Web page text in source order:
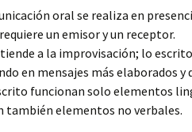
oral se realiza en
un emisor y un receptor.
a la improvisación; lo
en mensajes más elaborados y
funcionan solo elementos
también elementos no verbales.